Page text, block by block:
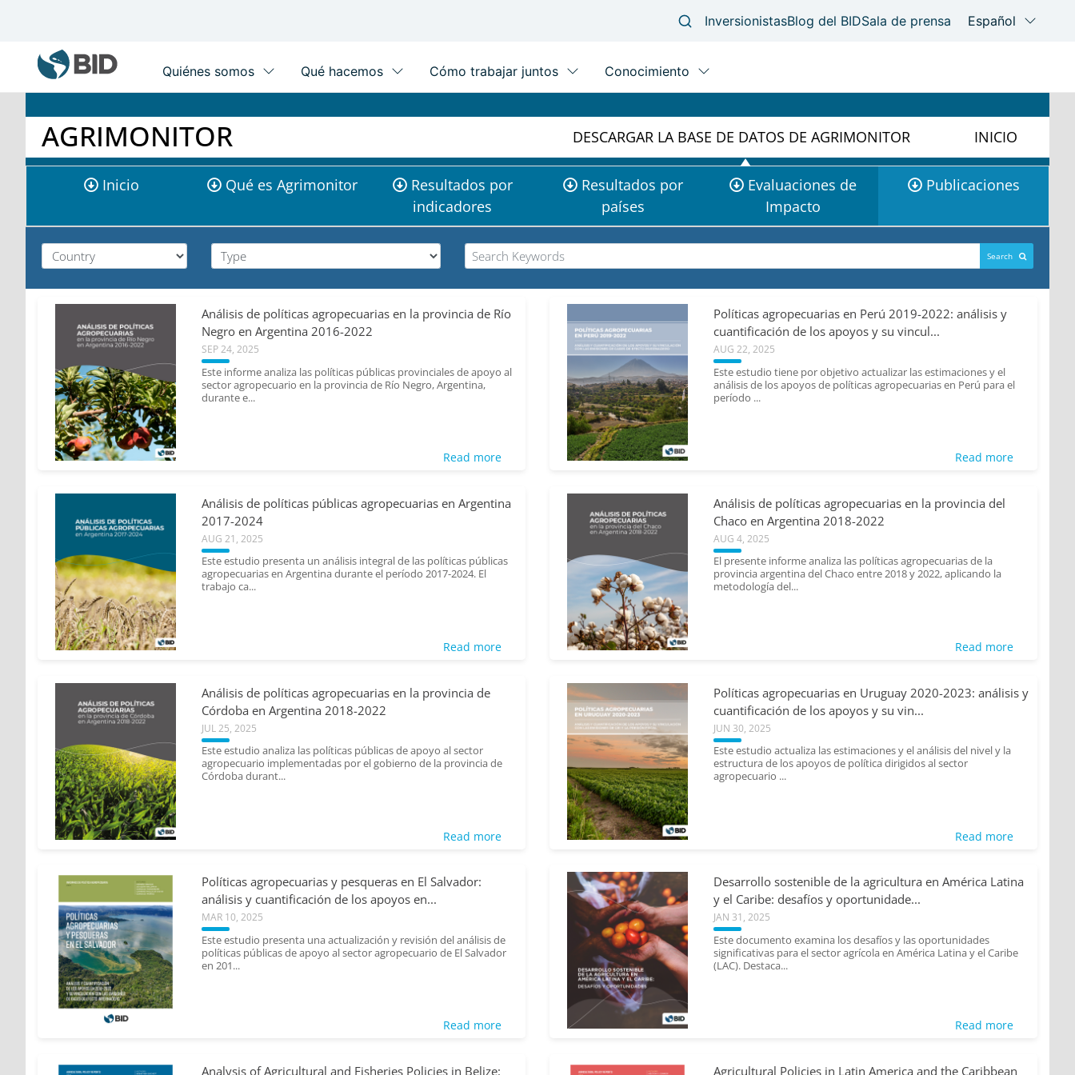
Main
navigation
AGRIMONITOR DESCARGAR LA BASE DE DATOS DE AGRIMONITOR INICIO
Agrimonitor
submenu Inicio Qué es Agrimonitor
Resultados por
indicadores
Resultados por
países
Evaluaciones de
Impacto
Publicaciones
Search
Análisis de políticas agropecuarias en la provincia de Río
Negro en Argentina 2016-2022
SEP 24, 2025
Este informe analiza las políticas públicas provinciales de apoyo al
sector agropecuario en la provincia de Río Negro, Argentina,
durante e...
Read more
De los Santos, Jesús;
Muñoz, Gonzalo; Tellez-Lara,
División de Agricultura y
Desarrollo Rural
Políticas agropecuarias en Perú 2019-2022: análisis y
cuantificación de los apoyos y su vincul...
AUG 22, 2025
Este estudio tiene por objetivo actualizar las estimaciones y el
análisis de los apoyos de políticas agropecuarias en Perú para el
período ...
Read more
Análisis de políticas públicas agropecuarias en Argentina
2017-2024
AUG 21, 2025
Este estudio presenta un análisis integral de las políticas públicas
agropecuarias en Argentina durante el período 2017-2024. El
trabajo ca...
Read more
Miazzo, David; Durnbeck,
Theresa; Yedro, Tania; Ferrero,
División de Agricultura y
Desarrollo Rural
Análisis de políticas agropecuarias en la provincia del
Chaco en Argentina 2018-2022
AUG 4, 2025
El presente informe analiza las políticas agropecuarias de la
provincia argentina del Chaco entre 2018 y 2022, aplicando la
metodología del...
Read more
Análisis de políticas agropecuarias en la provincia de
Córdoba en Argentina 2018-2022
JUL 25, 2025
Este estudio analiza las políticas públicas de apoyo al sector
agropecuario implementadas por el gobierno de la provincia de
Córdoba durant...
Read more
Szephegyi, Nube;
Ackermann, María Noel;
División de Agricultura y
Desarrollo Rural
Políticas agropecuarias en Uruguay 2020-2023: análisis y
cuantificación de los apoyos y su vin...
JUN 30, 2025
Este estudio actualiza las estimaciones y el análisis del nivel y la
estructura de los apoyos de política dirigidos al sector
agropecuario ...
Read more
Políticas agropecuarias y pesqueras en El Salvador:
análisis y cuantificación de los apoyos en...
MAR 10, 2025
Este estudio presenta una actualización y revisión del análisis de
políticas públicas de apoyo al sector agropecuario de El Salvador
en 201...
Read more
De Salvo, Carmine Paolo;
Schling, Maja; Muñoz, Gonzalo;
División de Agricultura y
Desarrollo Rural
Desarrollo sostenible de la agricultura en América Latina
y el Caribe: desafíos y oportunidade...
JAN 31, 2025
Este documento examina los desafíos y las oportunidades
significativas para el sector agrícola en América Latina y el Caribe
(LAC). Destaca...
Read more
Analysis of Agricultural and Fisheries Policies in Belize:
Conroy, Hector; Rondinone,
Agricultural Policies in Latin America and the Caribbean